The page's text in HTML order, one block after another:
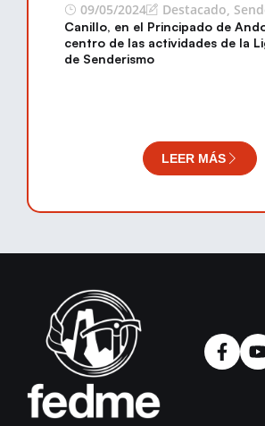
09/05/2024 Destacado,
Canillo, en el Principado de
centro de las actividades de la
de Senderismo
LEER MÁS